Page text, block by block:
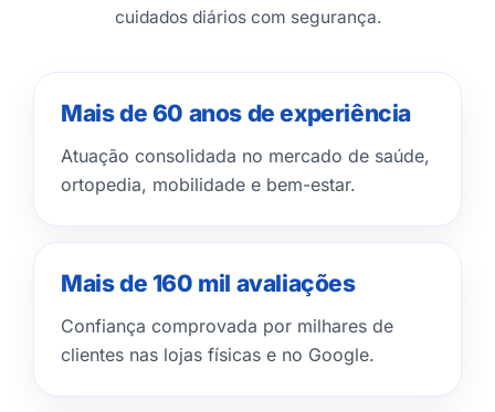
cuidados diários com segurança.
Mais de 60 anos de experiência
Atuação consolidada no mercado de saúde,
ortopedia, mobilidade e bem-estar.
Mais de 160 mil avaliações
Confiança comprovada por milhares de
clientes nas lojas físicas e no Google.